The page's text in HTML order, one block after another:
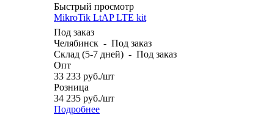
Быстрый просмотр
MikroTik LtAP LTE kit
Под заказ
Челябинск - Под заказ
Склад (5-7 дней) - Под заказ
Опт
33 233 руб./шт
Розница
34 235 руб./шт
Подробнее